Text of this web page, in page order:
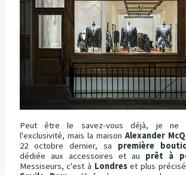
Peut être le savez-vous déjà, je ne
l'exclusivité, mais la maison Alexander
22 octobre dernier, sa première
dédiée aux accessoires et au prêt à
Messiseurs, c'est à Londreset plus